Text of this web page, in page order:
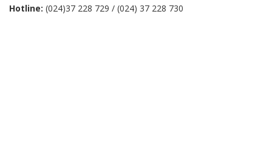
Hotline: (024)37 228 729 / (024) 37 228 730